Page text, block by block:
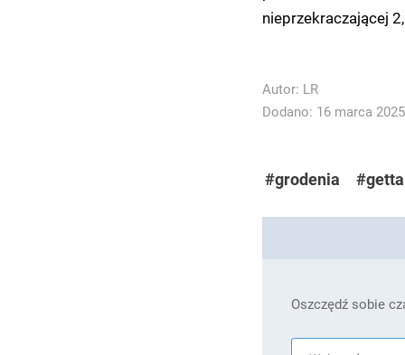
nieprzekraczającej
Autor: LR
Dodano: 16 marca
#grodenia #getta
Oszczędź sobie